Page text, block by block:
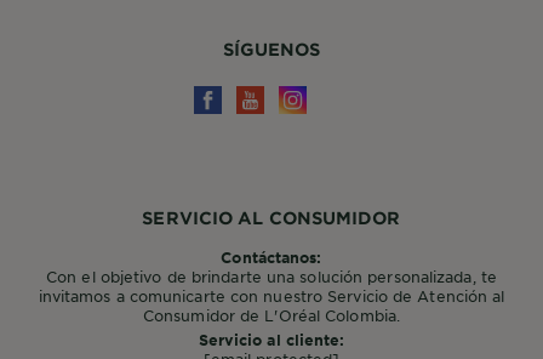
SERVICIO AL CONSUMIDOR
Contáctanos:
Con el objetivo de brindarte una solución personalizada, te
invitamos a comunicarte con nuestro Servicio de Atención al
Consumidor de L'Oréal Colombia.
Servicio al cliente:
SÍGUENOS